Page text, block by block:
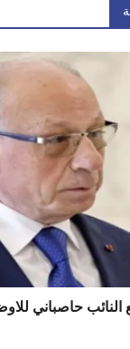
حاصباني